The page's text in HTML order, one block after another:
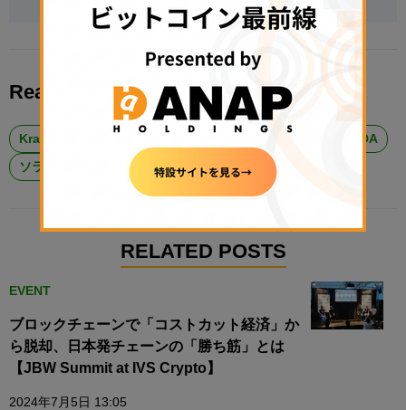
Read More About
Kraken #クラーケン
カルダノ #ADA
ソラナ #SOL
ポルカドット #DOT レイヤー1
RELATED POSTS
EVENT
ブロックチェーンで「コストカット経済」か
ら脱却、日本発チェーンの「勝ち筋」とは
【JBW Summit at IVS Crypto】
2024年7月5日 13:05